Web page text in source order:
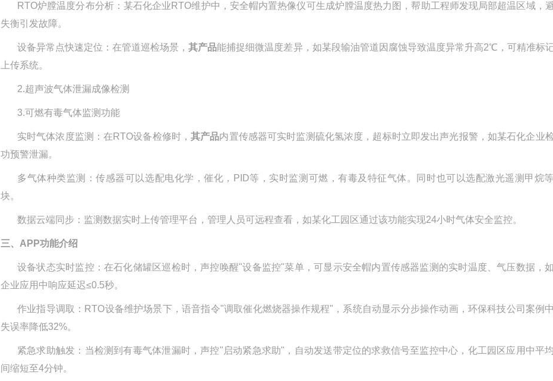
RTO炉膛温度分布分析：某石化企业 RTO维护中，安全帽内置热像仪可生成炉膛温度热力图，帮助工程师发现局部超温区域，
失衡引发故障。
设备异常点快速定位：在管道巡检场景，其产品能捕捉细微温度差异，如某段输油管道因腐蚀导致温度异常升高2℃，可精准标
上传系统。
2.超声波气体泄漏成像检测
3.可燃有毒气体监测功能
实时气体浓度监测 ：在 RTO设备检修时，其产品内置传感器可实时监测硫化氢浓度，超标时立即发出声光报警，如某石化企业
功预警泄漏。
多气体种类监测 ：传感器可以选配电化学，催化， PID等，实时监测可燃，有毒及特征气体。同时也可以选配激光遥测甲烷
块。
数据云端同步 ：监测数据实时上传管理平台，管理人员可远程查看，如某化工园区通过该功能实现24小时气体安全监控。
三、 APP功能介绍
设备状态实时监控 ：在石化储罐区巡检时，声控唤醒"设备监控"菜单，可显示安全帽内置传感器监测的实时温度、气压数据，
企业应用中响应延迟≤0.5秒。
作业指导调取： RTO设备维护场景下，语音指令"调取催化燃烧器操作规程" ，系统自动显示分步操作动画，环保科技公司案例
失误率降低32%。
紧急求助触发：当检测到有毒气体泄漏时，声控" 启动紧急求助" ，自动发送带定位的求救信号至监控中心，化工园区应用中平
间缩短至4分钟。